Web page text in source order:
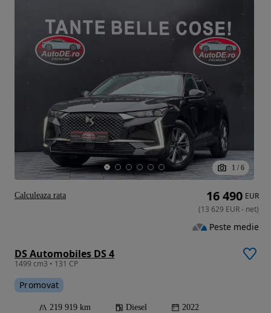
1 / 6
DS Automobiles DS 4
1499 cm3 • 131 CP
Promovat
219 919 km Diesel 2022
16 490 EUR
(13 629 EUR- net)
Peste medie
Calculeaza rata